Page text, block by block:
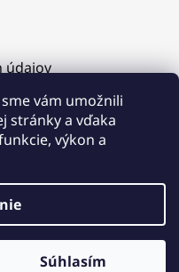
vám umožnili
stránky a vďaka
výkon a
Súhlasím
prijímané, ich
Postupné
od 12. 8. 2026 v
pochopenie a tešíme sa
údajov
práva vyhradené.